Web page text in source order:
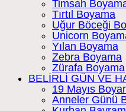
Timsah
Tırtıl Boyama
Uğur Böceği
Unicorn
Yılan Boyama
Zebra Boyama
Zürafa Boyama
BELİRLİ GÜN VE
19 Mayıs
Anneler Günü